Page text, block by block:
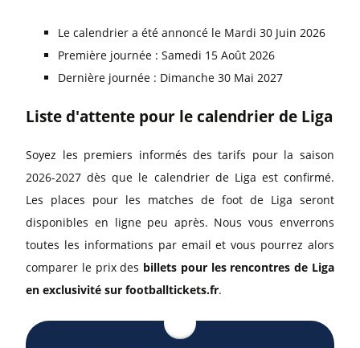
Le calendrier a été annoncé le Mardi 30 Juin 2026
Première journée : Samedi 15 Août 2026
Dernière journée : Dimanche 30 Mai 2027
Liste d'attente pour le calendrier de Liga
Soyez les premiers informés des tarifs pour la saison
2026-2027 dès que le calendrier de Liga est confirmé.
Les places pour les matches de foot de Liga seront
disponibles en ligne peu après. Nous vous enverrons
toutes les informations par email et vous pourrez alors
comparer le prix des billets pour les rencontres de Liga
en exclusivité sur footballtickets.fr.